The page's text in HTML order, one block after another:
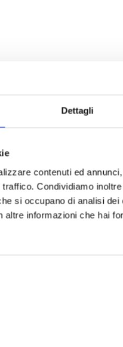
Dettagli
contenuti ed
Condividiamo
si occupano di analisi
altre informazioni che hai